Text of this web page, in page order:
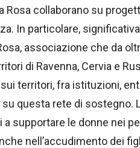
Rosa collaborano su
In particolare,
associazione che da
di Ravenna, Cervia e
territori, fra istituzioni,
questa rete di sostegno.
supportare le donne nei
nell’accudimento dei